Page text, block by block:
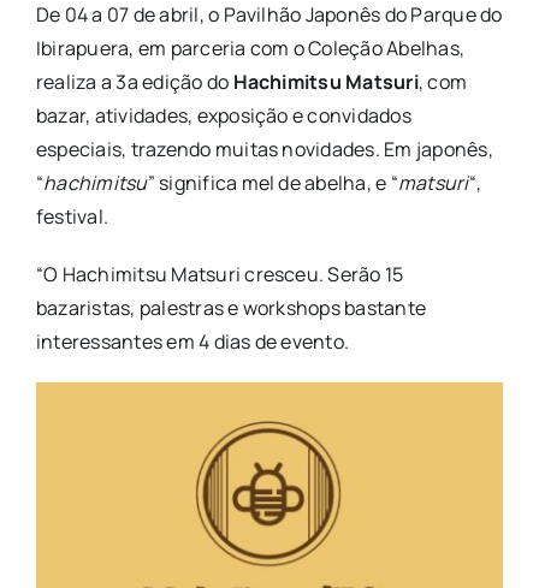
De 04 a 07 de abril, o Pavilhão Japonês do Parque do
Ibirapuera, em parceria com o Coleção Abelhas,
realiza a 3a edição do Hachimitsu Matsuri, com
bazar, atividades, exposição e convidados
especiais, trazendo muitas novidades. Em japonês,
“hachimitsu” significa mel de abelha, e “matsuri“,
festival.
“O Hachimitsu Matsuri cresceu. Serão 15
bazaristas, palestras e workshops bastante
interessantes em 4 dias de evento.